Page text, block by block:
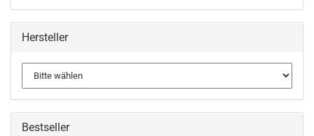
Hersteller
Bestseller